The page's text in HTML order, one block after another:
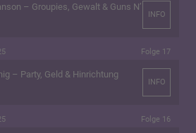
– Groupies, Gewalt & Guns N’
INFO
Folge 17
– Party, Geld & Hinrichtung
INFO
Folge 16